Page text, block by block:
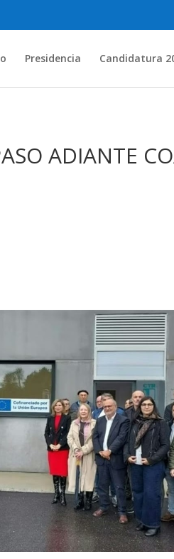
Presidencia Candidatura
ADIANTE